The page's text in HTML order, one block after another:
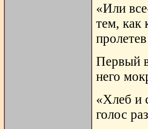
«Или
тем, как
Первый
него
«Хлеб и
голос